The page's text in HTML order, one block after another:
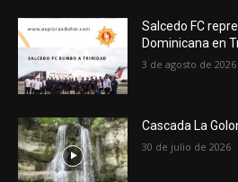
Salcedo FC
Dominicana en
3 de agosto de 2026
Cascada La
30 de julio de 2026